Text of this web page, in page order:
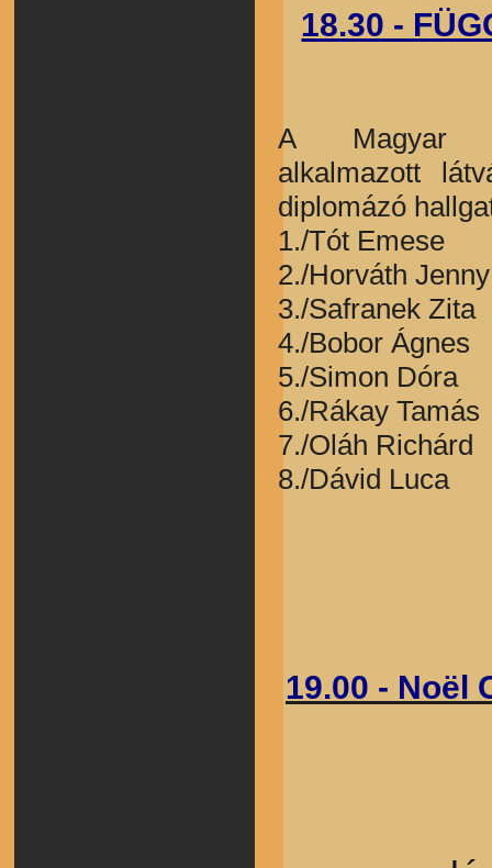
18.30 -
A Magyar
alkalmazott
diplomázó
1./Tót Emese
2./Horváth
3./Safranek Zita
4./Bobor Ágnes
5./Simon Dóra
6./Rákay Tamás
7./Oláh Richárd
8./Dávid Luca
19.00 - Noël